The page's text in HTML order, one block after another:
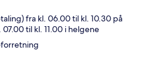
fra kl. 06.00 til kl. 10.30 på
til kl. 11.00 i helgene